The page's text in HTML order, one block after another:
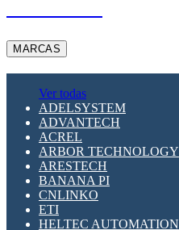
MARCAS
Ver todas
ADELSYSTEM
ADVANTECH
ACREL
ARBOR TECHNOLOGY
ARESTECH
BANANA PI
CNLINKO
ETI
HELTEC AUTOMATION